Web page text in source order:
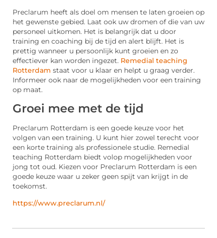
Preclarum heeft als doel om mensen te laten groeien op
het gewenste gebied. Laat ook uw dromen of die van uw
personeel uitkomen. Het is belangrijk dat u door
training en coaching bij de tijd en alert blijft. Het is
prettig wanneer u persoonlijk kunt groeien en zo
effectiever kan worden ingezet. Remedial teaching
Rotterdam staat voor u klaar en helpt u graag verder.
Informeer ook naar de mogelijkheden voor een training
op maat.
Groei mee met de tijd
Preclarum Rotterdam is een goede keuze voor het
volgen van een training. U kunt hier zowel terecht voor
een korte training als professionele studie. Remedial
teaching Rotterdam biedt volop mogelijkheden voor
jong tot oud. Kiezen voor Preclarum Rotterdam is een
goede keuze waar u zeker geen spijt van krijgt in de
toekomst.
https://www.preclarum.nl/